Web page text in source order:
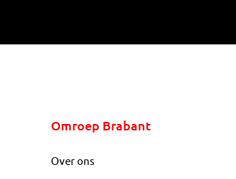
Omroep Brabant
Over ons